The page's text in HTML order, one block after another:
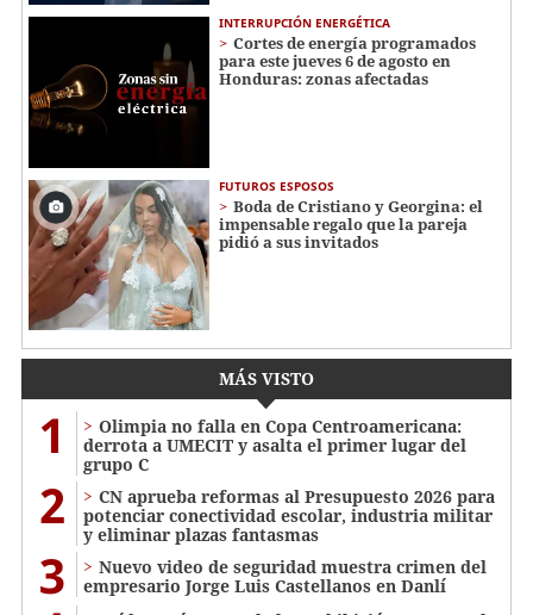
INTERRUPCIÓN ENERGÉTICA
Cortes de energía programados
para este jueves 6 de agosto en
Honduras: zonas afectadas
FUTUROS ESPOSOS
Boda de Cristiano y Georgina: el
impensable regalo que la pareja
pidió a sus invitados
MÁS VISTO
1
Olimpia no falla en Copa Centroamericana:
derrota a UMECIT y asalta el primer lugar del
grupo C
2
CN aprueba reformas al Presupuesto 2026 para
potenciar conectividad escolar, industria militar
y eliminar plazas fantasmas
3
Nuevo video de seguridad muestra crimen del
empresario Jorge Luis Castellanos en Danlí